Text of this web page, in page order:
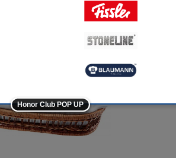
-5%
Honor Club POP UP